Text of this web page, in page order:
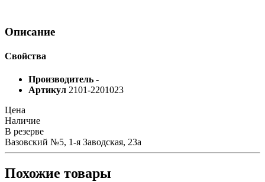
Описание
Свойства
Производитель -
Артикул 2101-2201023
Цена
Наличие
В резерве
Вазовский №5, 1-я Заводская, 23а
Похожие товары